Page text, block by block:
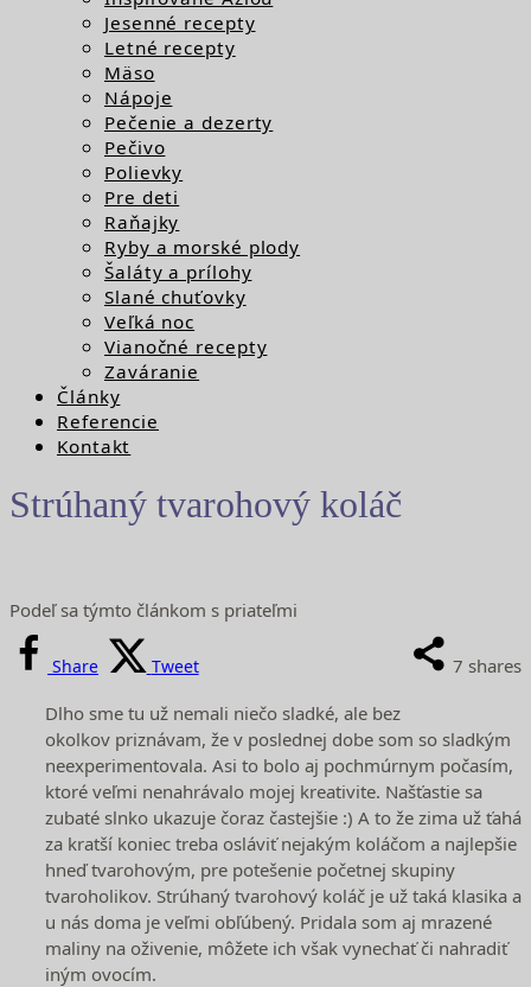
Jesenné recepty
Letné recepty
Mäso
Nápoje
Pečenie a dezerty
Pečivo
Polievky
Pre deti
Raňajky
Ryby a morské plody
Šaláty a prílohy
Slané chuťovky
Veľká noc
Vianočné recepty
Zaváranie
Články
Referencie
Kontakt
Strúhaný tvarohový koláč
Podeľ sa týmto článkom s priateľmi
7 shares
Share Tweet
Dlho sme tu už nemali niečo sladké, ale bez
okolkov priznávam, že v poslednej dobe som so sladkým
neexperimentovala. Asi to bolo aj pochmúrnym počasím,
ktoré veľmi nenahrávalo mojej kreativite. Našťastie sa
zubaté slnko ukazuje čoraz častejšie :) A to že zima už ťahá
za kratší koniec treba osláviť nejakým koláčom a najlepšie
hneď tvarohovým, pre potešenie početnej skupiny
tvaroholikov. Strúhaný tvarohový koláč je už taká klasika a
u nás doma je veľmi obľúbený. Pridala som aj mrazené
maliny na oživenie, môžete ich však vynechať či nahradiť
iným ovocím.